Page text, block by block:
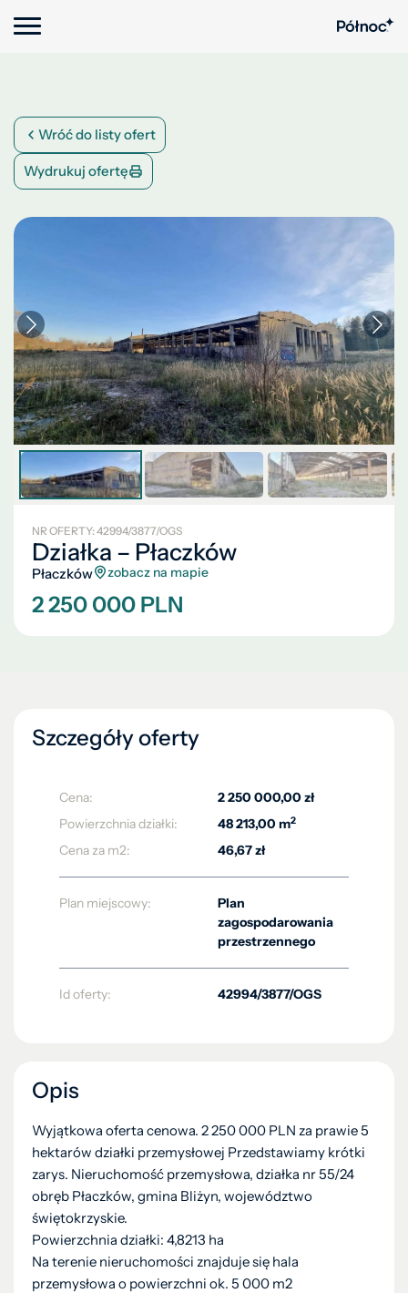
Wróć do listy ofert
Wydrukuj ofertę
NR OFERTY: 42994/3877/OGS
Działka – Płaczków
Płaczków zobacz na mapie
2 250 000 PLN
Szczegóły oferty
Cena:
2 250 000,00 zł
Powierzchnia działki:
48 213,00 m2
Cena za m2: 46,67 zł
Plan miejscowy:
Plan
zagospodarowania
przestrzennego
Id oferty: 42994/3877/OGS
Opis
Wyjątkowa oferta cenowa. 2 250 000 PLN za prawie 5
hektarów działki przemysłowej Przedstawiamy krótki
zarys. Nieruchomość przemysłowa, działka nr 55/24
obręb Płaczków, gmina Bliżyn, województwo
świętokrzyskie.
Powierzchnia działki: 4,8213 ha
Na terenie nieruchomości znajduje się hala
przemysłowa o powierzchni ok. 5 000 m2